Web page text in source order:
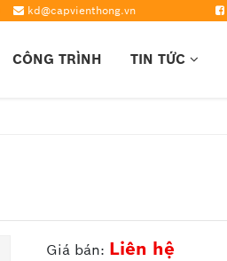
kd@capvienthong.vn
CÔNG TRÌNH TIN TỨC
Giá bán: Liên hệ